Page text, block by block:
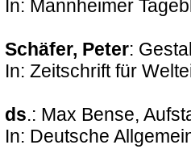
In: Mannheimer
Schäfer, Peter:
In: Zeitschrift für
ds.: Max Bense,
In: Deutsche